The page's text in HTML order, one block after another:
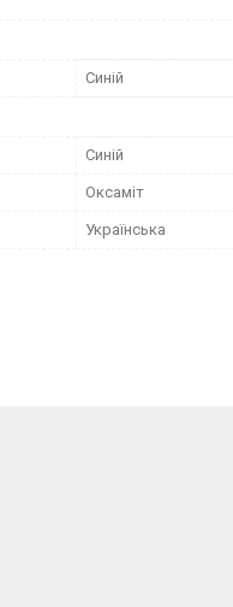
Синій
Синій
Оксаміт
Українська